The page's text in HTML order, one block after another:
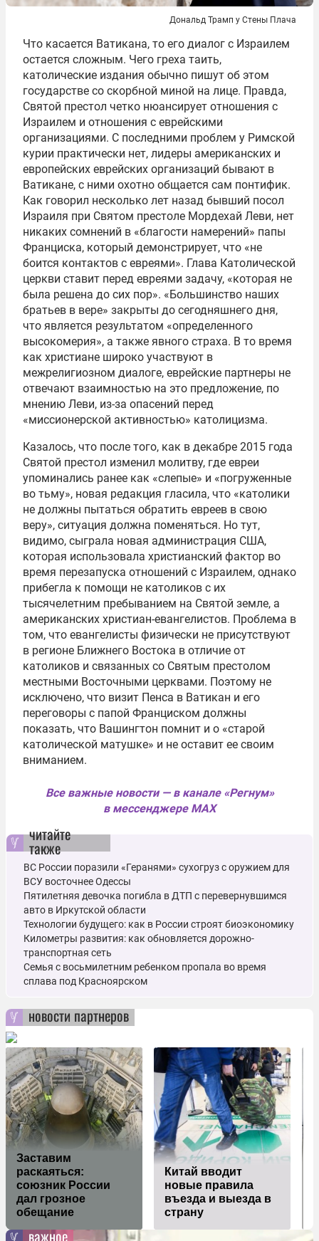
Дональд Трамп у Стены Плача
Что касается Ватикана, то его диалог с Израилем
остается сложным. Чего греха таить,
католические издания обычно пишут об этом
государстве со скорбной миной на лице. Правда,
Святой престол четко нюансирует отношения с
Израилем и отношения с еврейскими
организациями. С последними проблем у Римской
курии практически нет, лидеры американских и
европейских еврейских организаций бывают в
Ватикане, с ними охотно общается сам понтифик.
Как говорил несколько лет назад бывший посол
Израиля при Святом престоле Мордехай Леви, нет
никаких сомнений в «благости намерений» папы
Франциска, который демонстрирует, что «не
боится контактов с евреями». Глава Католической
церкви ставит перед евреями задачу, «которая не
была решена до сих пор». «Большинство наших
братьев в вере» закрыты до сегодняшнего дня,
что является результатом «определенного
высокомерия», а также явного страха. В то время
как христиане широко участвуют в
межрелигиозном диалоге, еврейские партнеры не
отвечают взаимностью на это предложение, по
мнению Леви, из-за опасений перед
«миссионерской активностью» католицизма.
Казалось, что после того, как в декабре 2015 года
Святой престол изменил молитву, где евреи
упоминались ранее как «слепые» и «погруженные
во тьму», новая редакция гласила, что «католики
не должны пытаться обратить евреев в свою
веру», ситуация должна поменяться. Но тут,
видимо, сыграла новая администрация США,
которая использовала христианский фактор во
время перезапуска отношений с Израилем, однако
прибегла к помощи не католиков с их
тысячелетним пребыванием на Святой земле, а
американских христиан-евангелистов. Проблема в
том, что евангелисты физически не присутствуют
в регионе Ближнего Востока в отличие от
католиков и связанных со Святым престолом
местными Восточными церквами. Поэтому не
исключено, что визит Пенса в Ватикан и его
переговоры с папой Франциском должны
показать, что Вашингтон помнит и о «старой
католической матушке» и не оставит ее своим
вниманием.
Все важные новости — в канале «Регнум»
в мессенджере MAX
читайте
также
ВС России поразили «Геранями» сухогруз с оружием для
ВСУ восточнее Одессы
Пятилетняя девочка погибла в ДТП с перевернувшимся
авто в Иркутской области
Технологии будущего: как в России строят биоэкономику
Километры развития: как обновляется дорожно-
транспортная сеть
Семья с восьмилетним ребенком пропала во время
сплава под Красноярском
новости партнеров
Заставим
раскаяться:
союзник России
дал грозное
обещание
Китай вводит
новые правила
въезда и выезда в
страну
важное